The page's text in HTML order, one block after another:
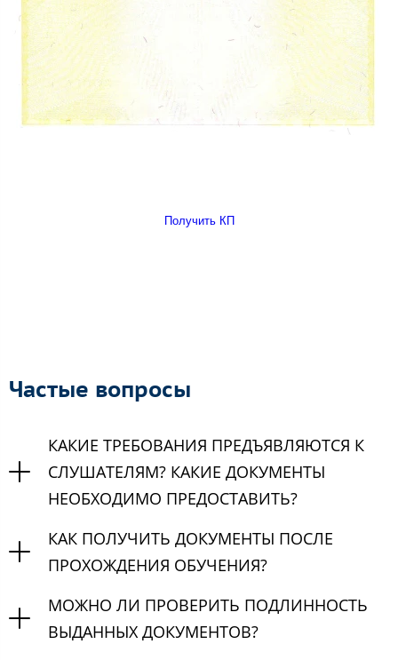
Получить КП
Частые вопросы
КАКИЕ ТРЕБОВАНИЯ ПРЕДЪЯВЛЯЮТСЯ К
СЛУШАТЕЛЯМ? КАКИЕ ДОКУМЕНТЫ
НЕОБХОДИМО ПРЕДОСТАВИТЬ?
КАК ПОЛУЧИТЬ ДОКУМЕНТЫ ПОСЛЕ
ПРОХОЖДЕНИЯ ОБУЧЕНИЯ?
МОЖНО ЛИ ПРОВЕРИТЬ ПОДЛИННОСТЬ
ВЫДАННЫХ ДОКУМЕНТОВ?